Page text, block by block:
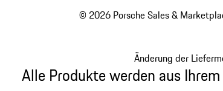
© 2026 Porsche Sales &
Änderung der
Alle Produkte werden aus